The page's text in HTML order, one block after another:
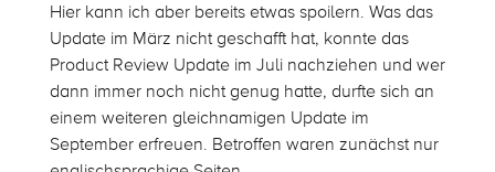
Hier kann ich aber bereits etwas spoilern. Was das
Update im März nicht geschafft hat, konnte das
Product Review Update im Juli nachziehen und wer
dann immer noch nicht genug hatte, durfte sich an
einem weiteren gleichnamigen Update im
September erfreuen. Betroffen waren zunächst nur